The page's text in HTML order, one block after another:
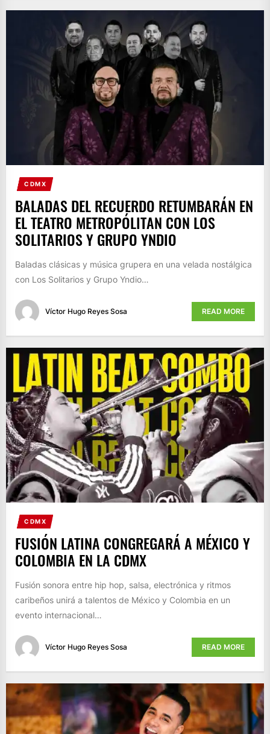
CDMX
BALADAS DEL RECUERDO RETUMBARÁN EN
EL TEATRO METROPÓLITAN CON LOS
SOLITARIOS Y GRUPO YNDIO
Baladas clásicas y música grupera en una velada nostálgica
con Los Solitarios y Grupo Yndio…
Víctor Hugo Reyes Sosa READ MORE
CDMX
FUSIÓN LATINA CONGREGARÁ A MÉXICO Y
COLOMBIA EN LA CDMX
Fusión sonora entre hip hop, salsa, electrónica y ritmos
caribeños unirá a talentos de México y Colombia en un
evento internacional…
Víctor Hugo Reyes Sosa READ MORE